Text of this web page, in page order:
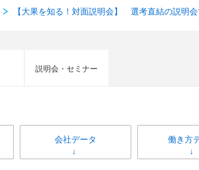
【大果を知る！対面説明会】 選考直結の説明会
説明会・セミナー
会社データ 働き方